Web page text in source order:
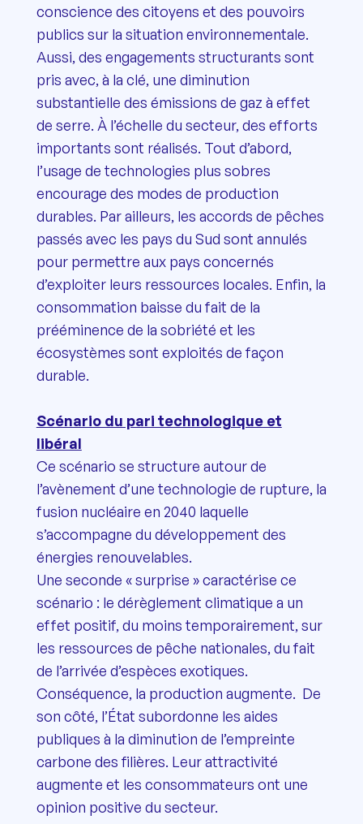
conscience des citoyens et des pouvoirs
publics sur la situation environnementale.
Aussi, des engagements structurants sont
pris avec, à la clé, une diminution
substantielle des émissions de gaz à effet
de serre. À l’échelle du secteur, des efforts
importants sont réalisés. Tout d’abord,
l’usage de technologies plus sobres
encourage des modes de production
durables. Par ailleurs, les accords de pêches
passés avec les pays du Sud sont annulés
pour permettre aux pays concernés
d’exploiter leurs ressources locales. Enfin, la
consommation baisse du fait de la
prééminence de la sobriété et les
écosystèmes sont exploités de façon
durable.
Scénario du pari technologique et
libéral
Ce scénario se structure autour de
l’avènement d’une technologie de rupture, la
fusion nucléaire en 2040 laquelle
s’accompagne du développement des
énergies renouvelables.
Une seconde « surprise » caractérise ce
scénario : le dérèglement climatique a un
effet positif, du moins temporairement, sur
les ressources de pêche nationales, du fait
de l’arrivée d’espèces exotiques.
Conséquence, la production augmente. De
son côté, l’État subordonne les aides
publiques à la diminution de l’empreinte
carbone des filières. Leur attractivité
augmente et les consommateurs ont une
opinion positive du secteur.